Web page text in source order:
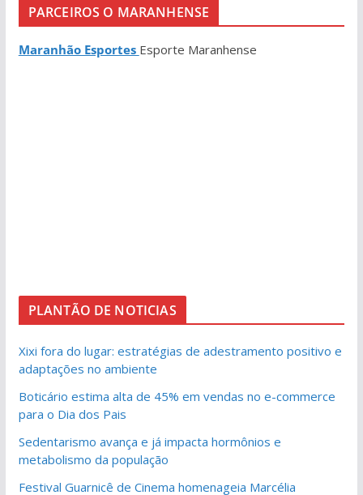
PARCEIROS O MARANHENSE
Maranhão Esportes Esporte Maranhense
PLANTÃO DE NOTICIAS
Xixi fora do lugar: estratégias de adestramento positivo e
adaptações no ambiente
Boticário estima alta de 45% em vendas no e-commerce
para o Dia dos Pais
Sedentarismo avança e já impacta hormônios e
metabolismo da população
Festival Guarnicê de Cinema homenageia Marcélia